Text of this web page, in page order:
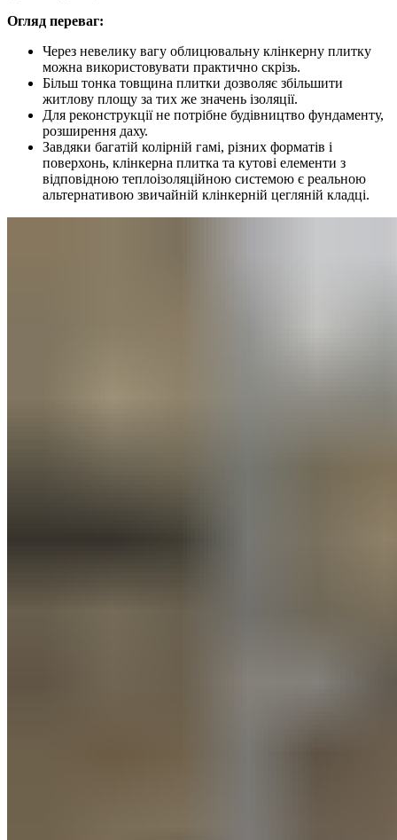
Огляд переваг:
Через невелику вагу облицювальну клінкерну плитку
можна використовувати практично скрізь.
Більш тонка товщина плитки дозволяє збільшити
житлову площу за тих же значень ізоляції.
Для реконструкції не потрібне будівництво фундаменту,
розширення даху.
Завдяки багатій колірній гамі, різних форматів і
поверхонь, клінкерна плитка та кутові елементи з
відповідною теплоізоляційною системою є реальною
альтернативою звичайній клінкерній цегляній кладці.